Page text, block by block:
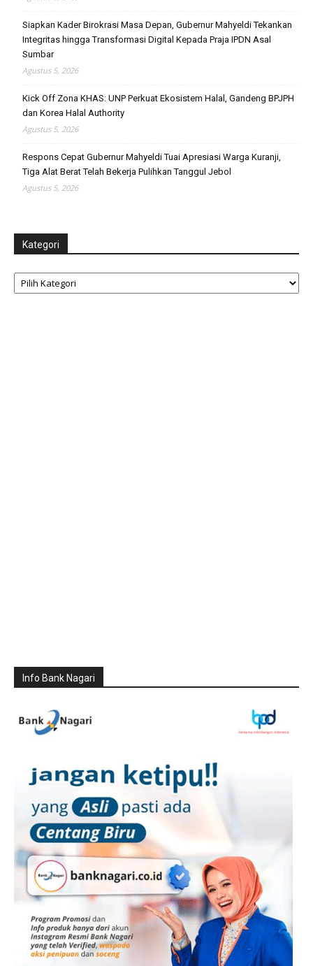
Siapkan Kader Birokrasi Masa Depan, Gubernur Mahyeldi Tekankan
Integritas hingga Transformasi Digital Kepada Praja IPDN Asal
Sumbar
Agustus 5, 2026
Kick Off Zona KHAS: UNP Perkuat Ekosistem Halal, Gandeng BPJPH
dan Korea Halal Authority
Agustus 5, 2026
Respons Cepat Gubernur Mahyeldi Tuai Apresiasi Warga Kuranji,
Tiga Alat Berat Telah Bekerja Pulihkan Tanggul Jebol
Agustus 5, 2026
Kategori
Kategori
Info Bank Nagari